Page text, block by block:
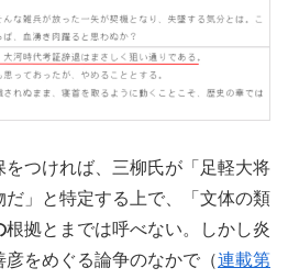
つければ、三柳氏が「足軽大将
だ」と特定する上で、「文体の類
根拠とまでは呼べない。しかし炎
彦をめぐる論争のなかで（連載第